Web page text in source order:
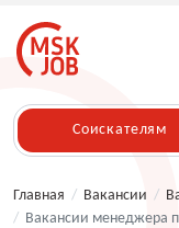
Соискателям
Главная / Вакансии /
/ Вакансии менеджера